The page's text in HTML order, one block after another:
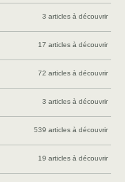
3 articles à découvrir
17 articles à découvrir
72 articles à découvrir
3 articles à découvrir
539 articles à découvrir
19 articles à découvrir